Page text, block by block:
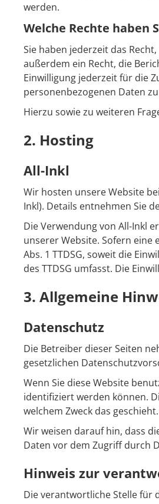
werden.
Welche Rechte haben
Sie haben jederzeit das
außerdem ein Recht, die
Einwilligung jederzeit für die
personenbezogenen Daten
Hierzu sowie zu weiteren
2. Hosting
All-Inkl
Wir hosten unsere Website
Inkl). Details entnehmen Sie
Die Verwendung von All-Inkl
unserer Website. Sofern eine
Abs. 1 TTDSG, soweit die
des TTDSG umfasst. Die
3. Allgemeine
Datenschutz
Die Betreiber dieser Seiten
gesetzlichen
Wenn Sie diese Website
identifiziert werden können.
welchem Zweck das geschieht.
Wir weisen darauf hin, dass
Daten vor dem Zugriff durch
Hinweis zur
Die verantwortliche Stelle für